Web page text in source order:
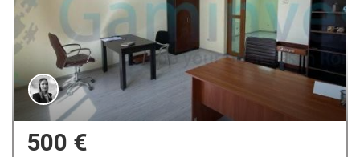
500 €